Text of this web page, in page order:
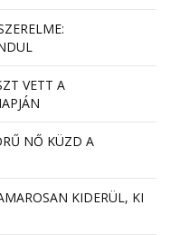
VETT A
NŐ KÜZD A
KIDERÜL, KI